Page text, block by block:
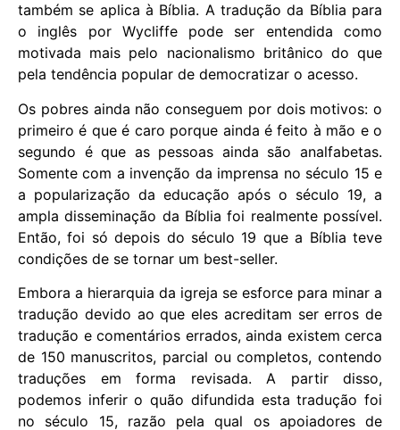
também se aplica à Bíblia. A tradução da Bíblia para
o inglês por Wycliffe pode ser entendida como
motivada mais pelo nacionalismo britânico do que
pela tendência popular de democratizar o acesso.
Os pobres ainda não conseguem por dois motivos: o
primeiro é que é caro porque ainda é feito à mão e o
segundo é que as pessoas ainda são analfabetas.
Somente com a invenção da imprensa no século 15 e
a popularização da educação após o século 19, a
ampla disseminação da Bíblia foi realmente possível.
Então, foi só depois do século 19 que a Bíblia teve
condições de se tornar um best-seller.
Embora a hierarquia da igreja se esforce para minar a
tradução devido ao que eles acreditam ser erros de
tradução e comentários errados, ainda existem cerca
de 150 manuscritos, parcial ou completos, contendo
traduções em forma revisada. A partir disso,
podemos inferir o quão difundida esta tradução foi
no século 15, razão pela qual os apoiadores de